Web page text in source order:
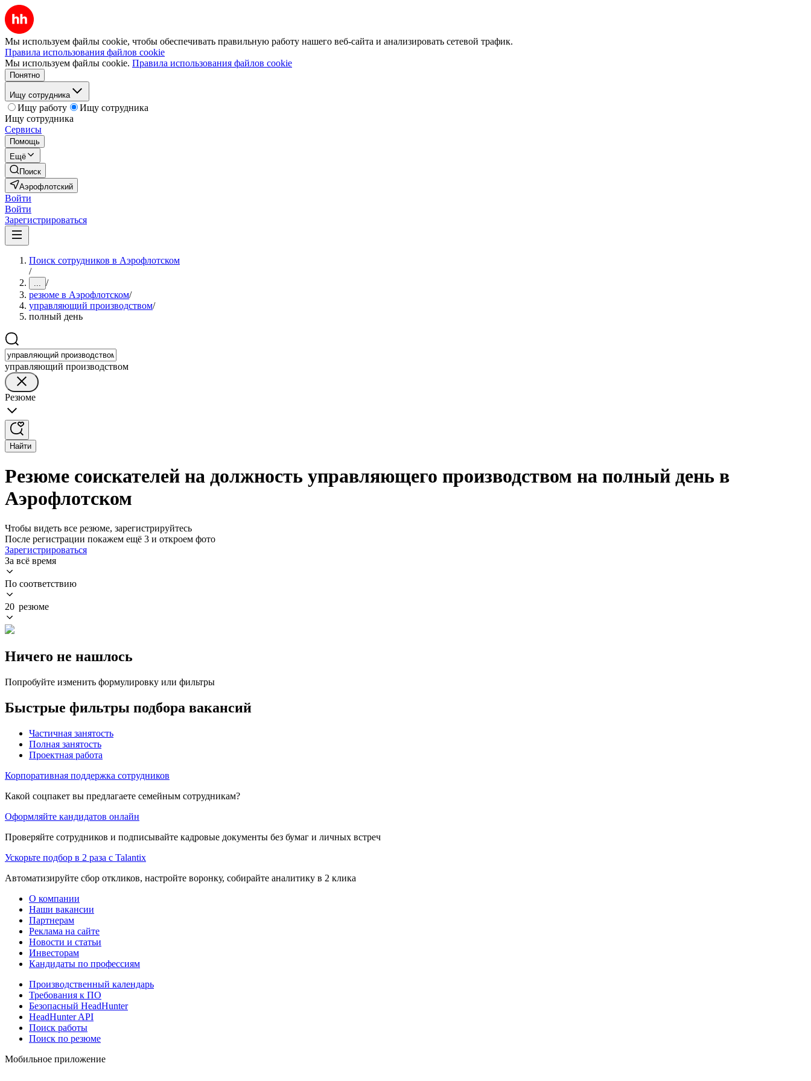
Мы используем файлы cookie, чтобы обеспечивать правильную работу нашего веб-сайта и анализировать сетевой трафик.
Правила использования файлов cookie
Мы используем файлы cookie. Правила использования файлов cookie
Понятно
Ищу сотрудника
Ищу работу
Ищу сотрудника
Ищу сотрудника
Сервисы
Помощь
Ещё
Поиск
Аэрофлотский
Войти
Войти
Зарегистрироваться
Поиск сотрудников в Аэрофлотском
/
... /
резюме в Аэрофлотском/
управляющий производством/
полный день
управляющий производством
Резюме
Найти
Резюме соискателей на должность управляющего производством на полный день в
Аэрофлотском
Чтобы видеть все резюме, зарегистрируйтесь
После регистрации покажем ещё 3 и откроем фото
Зарегистрироваться
За всё время
По соответствию
20 резюме
Ничего не нашлось
Попробуйте изменить формулировку или фильтры
Быстрые фильтры подбора вакансий
Частичная занятость
Полная занятость
Проектная работа
Корпоративная поддержка сотрудников
Какой соцпакет вы предлагаете семейным сотрудникам?
Оформляйте кандидатов онлайн
Проверяйте сотрудников и подписывайте кадровые документы без бумаг и личных встреч
Ускорьте подбор в 2 раза с Talantix
Автоматизируйте сбор откликов, настройте воронку, собирайте аналитику в 2 клика
О компании
Наши вакансии
Партнерам
Реклама на сайте
Новости и статьи
Инвесторам
Кандидаты по профессиям
Производственный календарь
Требования к ПО
Безопасный HeadHunter
HeadHunter API
Поиск работы
Поиск по резюме
Мобильное приложение